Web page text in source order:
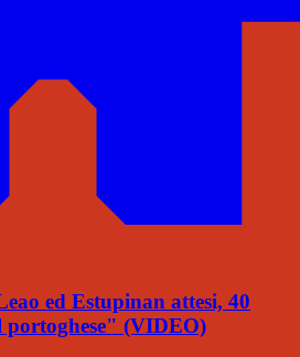
ed Estupinan attesi, 40
(VIDEO)